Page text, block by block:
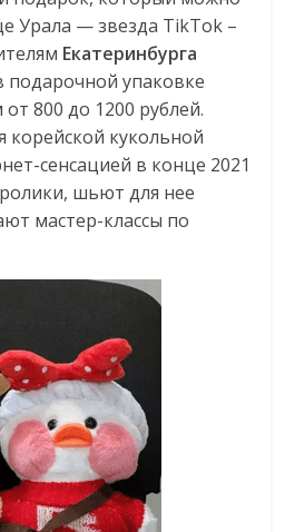
Урала — звезда TikTok –
Екатеринбурга
упаковке
800 до 1200 рублей.
корейской кукольной
сенсацией в конце 2021
шьют для нее
мастер-классы по